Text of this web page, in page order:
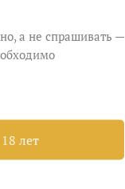
а не спрашивать —
лет